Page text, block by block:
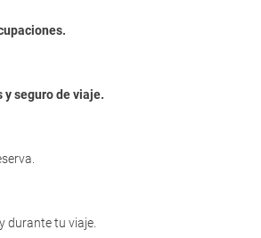
seguro de viaje.
durante tu viaje.